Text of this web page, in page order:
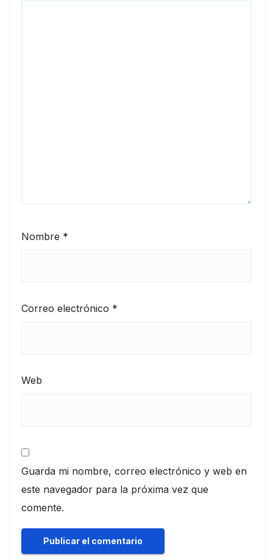
Nombre *
Correo electrónico *
Web
Guarda mi nombre, correo electrónico y web en
este navegador para la próxima vez que
comente.